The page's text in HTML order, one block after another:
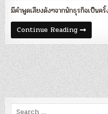
ต้อง
Cancel
ความ
ฝัน
เพราะ
ประเทศไทย
ไม่
ยอม
ปันผล
เสียที!
:
ประชาชาติ
ธุรกิจ
มีคำพูดเสียงดังๆจากนักธุรกิจเป็นค
Continue Reading[บทความ
แนะนำ]
May
Day…
“กรรมกร”
ต้อง
Cancel
ความ
ฝัน
เพราะ
ประเทศไ
ไม่
Search